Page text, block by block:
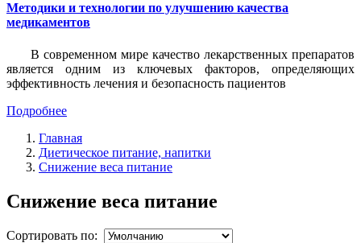
Методики и технологии по улучшению качества
медикаментов
В современном мире качество лекарственных препаратов
является одним из ключевых факторов, определяющих
эффективность лечения и безопасность пациентов
Подробнее
Главная
Диетическое питание, напитки
Снижение веса питание
Снижение веса питание
Сортировать по: